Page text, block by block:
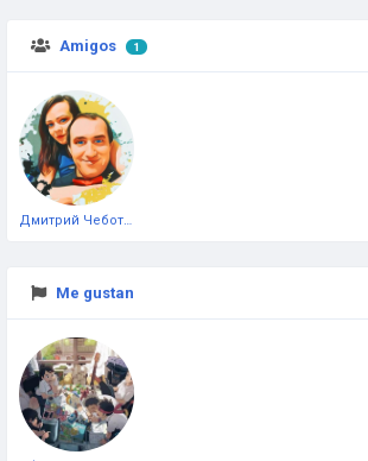
Amigos 1
Me gustan